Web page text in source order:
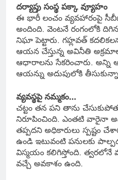
దర్యాప్తు సంస్థ పక్కా వ్యూహం
ఈ భారీ లంచం వ్యవహారంపై
అందింది. వెంటనే రంగంలోకి
నిఘా పెట్టారు. గహ్లవత్
ఆయన చేస్తున్న అవినీతి
ఆధారాలను సేకరించారు. అన్ని
ఆయన్ను అదుపులోకి
వ్యవస్థపై నమ్మకం…
చట్టం తన పని తాను
నిరూపించింది. ఎంతటి వారైనా
తప్పదని అధికారులు స్పష్టం
ఉండి ఇటువంటి పనులకు
విస్మయం కలిగిస్తోంది.
వచ్చే అవకాశం ఉంది.